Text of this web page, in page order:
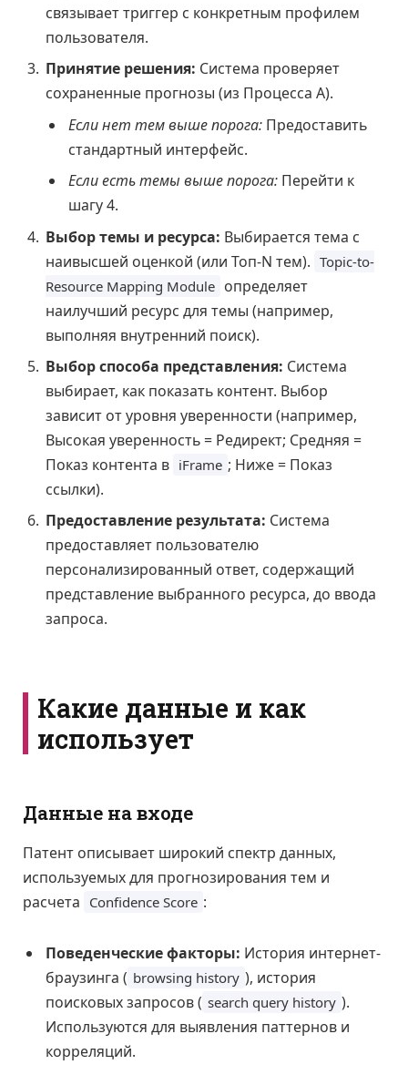
связывает триггер с конкретным профилем
пользователя.
Принятие решения: Система проверяет
сохраненные прогнозы (из Процесса А).
Если нет тем выше порога: Предоставить
стандартный интерфейс.
Если есть темы выше порога: Перейти к
шагу 4.
Выбор темы и ресурса: Выбирается тема с
наивысшей оценкой (или Топ-N тем). Topic-to-
Resource Mapping Module определяет
наилучший ресурс для темы (например,
выполняя внутренний поиск).
Выбор способа представления: Система
выбирает, как показать контент. Выбор
зависит от уровня уверенности (например,
Высокая уверенность = Редирект; Средняя =
Показ контента в iFrame ; Ниже = Показ
ссылки).
Предоставление результата: Система
предоставляет пользователю
персонализированный ответ, содержащий
представление выбранного ресурса, до ввода
запроса.
Какие данные и как
использует
Данные на входе
Патент описывает широкий спектр данных,
используемых для прогнозирования тем и
расчета Confidence Score :
Поведенческие факторы: История интернет-
браузинга ( browsing history ), история
поисковых запросов ( search query history ).
Используются для выявления паттернов и
корреляций.